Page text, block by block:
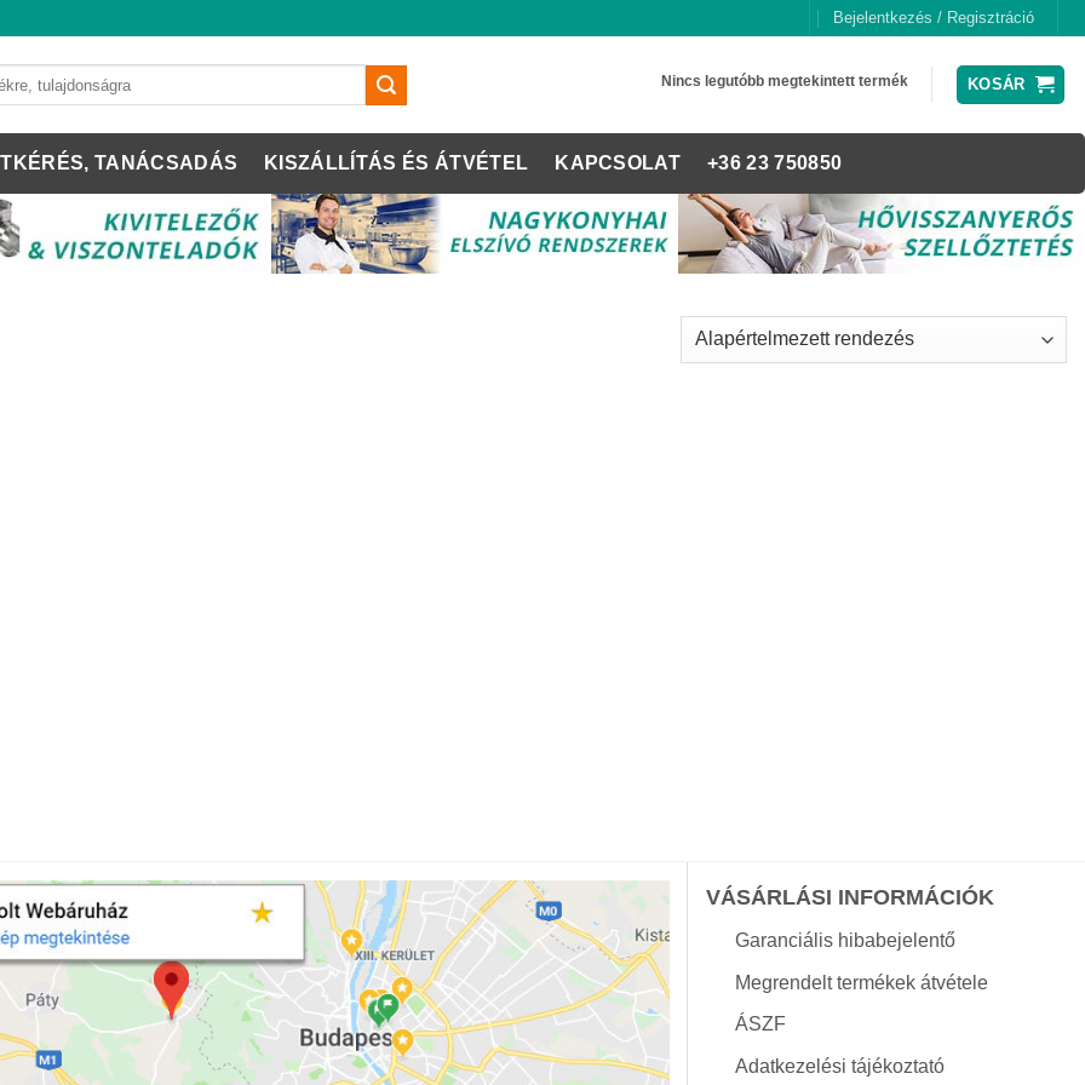
Bejelentkezés / Regisztráció
Nincs legutóbb megtekintett termék KOSÁR
TANÁCSADÁS KISZÁLLÍTÁS ÉS ÁTVÉTEL KAPCSOLAT +36 23 750850
VÁSÁRLÁSI INFORMÁCIÓK
Garanciális hibabejelentő
Megrendelt termékek átvétele
ÁSZF
Adatkezelési tájékoztató